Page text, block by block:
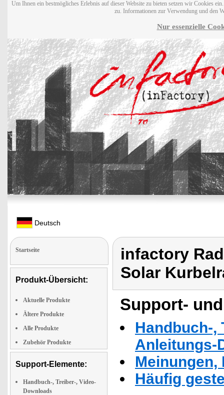
Um Ihnen ein bestmögliches Erlebnis auf dieser Website zu bieten setzen wir Cookies
zu. Informationen zur Verwendung und den
Nur essenzielle
Deutsch
Startseite
Produkt-Übersicht:
Aktuelle Produkte
Ältere Produkte
Alle Produkte
Zubehör Produkte
Support-Elemente:
Handbuch-, Treiber-, Video-
Downloads
infactory
Solar
Support-
Handbuch-,
Anleitungs-
Häufig